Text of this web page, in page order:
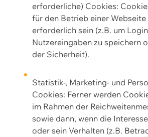
erforderliche) Cookies:
für den Betrieb einer
erforderlich sein (z.B. um
Nutzereingaben zu speichern
der Sicherheit).
Statistik-, Marketing- und
Cookies: Ferner werden
im Rahmen der
sowie dann, wenn die
oder sein Verhalten (z.B.